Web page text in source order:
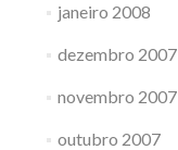
janeiro 2008
dezembro 2007
novembro 2007
outubro 2007